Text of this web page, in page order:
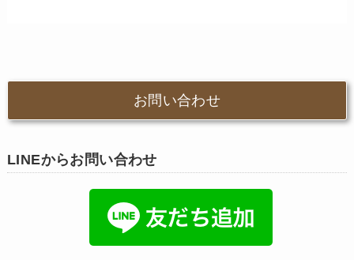
お問い合わせ
LINEからお問い合わせ